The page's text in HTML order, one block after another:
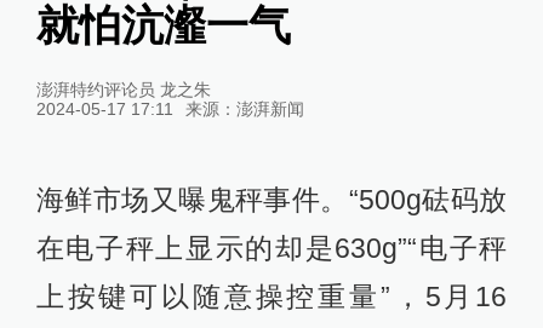
就怕沆瀣一气
澎湃特约评论员 龙之朱
2024-05-17 17:11
来源： 澎湃新闻
海鲜市场又曝鬼秤事件。“500g砝码放
在电子秤上显示的却是630g”“电子秤
上按键可以随意操控重量”，5月16